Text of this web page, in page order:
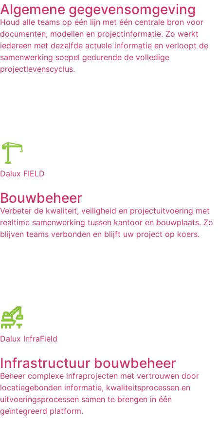
Algemene gegevensomgeving
Houd alle teams op één lijn met één centrale bron voor
documenten, modellen en projectinformatie. Zo werkt
iedereen met dezelfde actuele informatie en verloopt de
samenwerking soepel gedurende de volledige
projectlevenscyclus.
Dalux FIELD
Bouwbeheer
Verbeter de kwaliteit, veiligheid en projectuitvoering met
realtime samenwerking tussen kantoor en bouwplaats. Zo
blijven teams verbonden en blijft uw project op koers.
Dalux InfraField
Infrastructuur bouwbeheer
Beheer complexe infraprojecten met vertrouwen door
locatiegebonden informatie, kwaliteitsprocessen en
uitvoeringsprocessen samen te brengen in één
geïntegreerd platform.